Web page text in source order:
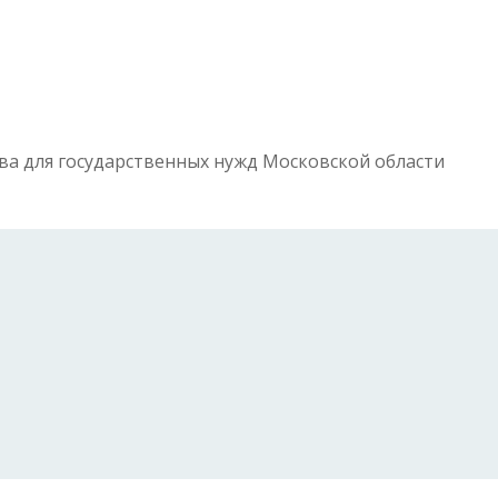
государственных нужд Московской области